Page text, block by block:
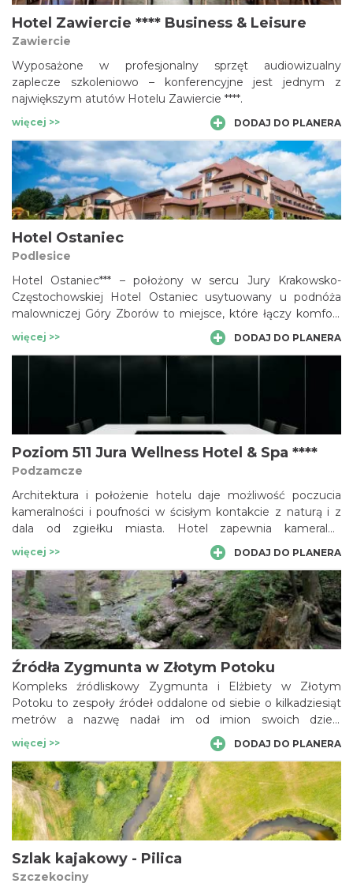
Hotel Zawiercie **** Business & Leisure
Zawiercie
Wyposażone w profesjonalny sprzęt audiowizualny
zaplecze szkoleniowo – konferencyjne jest jednym z
największym atutów Hotelu Zawiercie ****.
więcej >> DODAJ DO PLANERA
Hotel Ostaniec
Podlesice
Hotel Ostaniec*** – położony w sercu Jury Krakowsko-
Częstochowskiej Hotel Ostaniec usytuowany u podnóża
malowniczej Góry Zborów to miejsce, które łączy komfort
wypoczynku, bogatą ofertę rekreacyjną i doskonałe warunki
do organizacji spotkań biznesowych.
więcej >> DODAJ DO PLANERA
Poziom 511 Jura Wellness Hotel & Spa ****
Podzamcze
Architektura i położenie hotelu daje możliwość poczucia
kameralności i poufności w ścisłym kontakcie z naturą i z
dala od zgiełku miasta. Hotel zapewnia kameralną
atmosferę i możliwość rezerwacji całego obiektu.
Rezerwacja wszystkich 42 pokoi otwiera szerokie
możliwości na wyłączne wydzielenie stref wspólnych
obiektu, restauracji, sal szkoleniowych - jednocześnie te
strefy stają się idealną bazą do zastosowania własnego
brandingu firmy w postaci treści audio-wizualnych, flag,
standów, rollupów, ścianek reklamowych itp.
więcej >> DODAJ DO PLANERA
Źródła Zygmunta w Złotym Potoku
Kompleks źródliskowy Zygmunta i Elżbiety w Złotym
Potoku to zespoły źródeł oddalone od siebie o kilkadziesiąt
metrów a nazwę nadał im od imion swoich dzieci
przebywający tutaj z rodziną w 1857 r. poeta polskiego
romantyzmu Zygmunt Krasiński. Wypływające z kilkunastu
szczelin potoki są dodatkowo zasilanie licznymi źródłami
korytowymi. Źródła mają charakter szczelinowo-krasowy. Są
to źródła spływowe, związane wyłącznie z wapieniami
skalistymi. Próżniami krasowymi woda przepływa bardzo
szybko, stąd źródła mają zmienną wydajność.
więcej >> DODAJ DO PLANERA
Szlak kajakowy - Pilica
Szczekociny